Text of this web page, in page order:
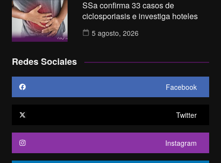
SSa confirma 33 casos de
ciclosporiasis e investiga hoteles
5 agosto, 2026
Redes Sociales
Facebook
Twitter
Instagram